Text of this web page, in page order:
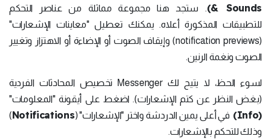
& Sounds) . ستجد هنا مجموعة مماثلة من عناصر التحكم
للتطبيقات المذكورة أعلاه. يمكنك تعطيل "معاينات الإشعارات"
(notification previews) وإيقاف الصوت أو الإضاءة أو الاهتزاز وتغيير
الصوت ونغمة الرنين.
لسوء الحظ، لا يتيح لك Messenger تخصيص المحادثات الفردية
(بغض النظر عن كتم الإشعارات). اضغط على أيقونة "المعلومات"
(Info) في أعلى يمين الدردشة واختر "الإشعارات" (Notifications
)
وذلك للتحكم بالإشعارات.